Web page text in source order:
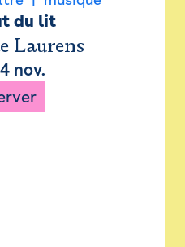
du lit
Laurens
nov.